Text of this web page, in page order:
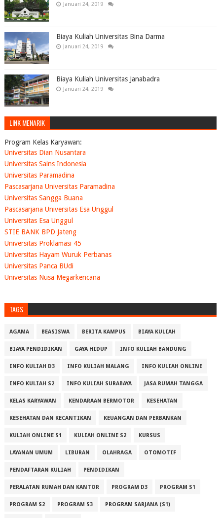
Januari 24, 2019
Biaya Kuliah Universitas Bina Darma
Januari 24, 2019
Biaya Kuliah Universitas Janabadra
Januari 24, 2019
LINK MENARIK
Program Kelas Karyawan:
Universitas Dian Nusantara
Universitas Sains Indonesia
Universitas Paramadina
Pascasarjana Universitas Paramadina
Universitas Sangga Buana
Pascasarjana Universitas Esa Unggul
Universitas Esa Unggul
STIE BANK BPD Jateng
Universitas Proklamasi 45
Universitas Hayam Wuruk Perbanas
Universitas Panca BUdi
Universitas Nusa Megarkencana
TAGS
AGAMA BEASISWA BERITA KAMPUS BIAYA KULIAH
BIAYA PENDIDIKAN GAYA HIDUP INFO KULIAH BANDUNG
INFO KULIAH D3 INFO KULIAH MALANG INFO KULIAH ONLINE
INFO KULIAH S2 INFO KULIAH SURABAYA JASA RUMAH TANGGA
KELAS KARYAWAN KENDARAAN BERMOTOR KESEHATAN
KESEHATAN DAN KECANTIKAN KEUANGAN DAN PERBANKAN
KULIAH ONLINE S1 KULIAH ONLINE S2 KURSUS
LAYANAN UMUM LIBURAN OLAHRAGA OTOMOTIF
PENDAFTARAN KULIAH PENDIDIKAN
PERALATAN RUMAH DAN KANTOR PROGRAM D3 PROGRAM S1
PROGRAM S2 PROGRAM S3 PROGRAM SARJANA (S1)